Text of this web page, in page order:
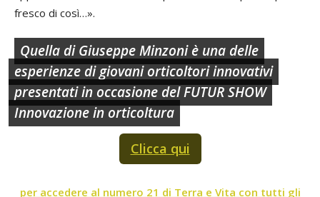
fresco di così…».
Quella di Giuseppe Minzoni è una delle
esperienze di giovani orticoltori innovativi
presentati in occasione del FUTUR SHOW
Innovazione in orticoltura
Clicca qui
per accedere al numero 21 di Terra e Vita con tutti gli